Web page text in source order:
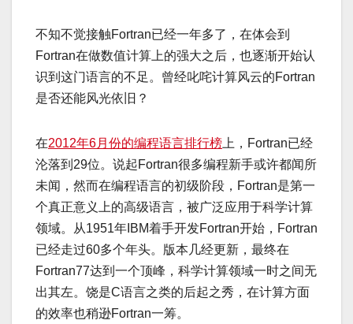
不知不觉接触Fortran已经一年多了，在体会到
Fortran在做数值计算上的强大之后，也逐渐开始认
识到这门语言的不足。曾经叱咤计算风云的Fortran
是否还能风光依旧？
在2012年6月份的编程语言排行榜 上，Fortran已经
沦落到29位。说起Fortran很多编程新手或许都闻所
未闻，然而在编程语言的初级阶段，Fortran是第一
个真正意义上的高级语言，被广泛应用于科学计算
领域。从1951年IBM着手开发Fortran开始，Fortran
已经走过60多个年头。版本几经更新，最终在
Fortran77达到一个顶峰，科学计算领域一时之间无
出其左。饶是C语言之类的后起之秀，在计算方面
的效率也稍逊Fortran一筹。